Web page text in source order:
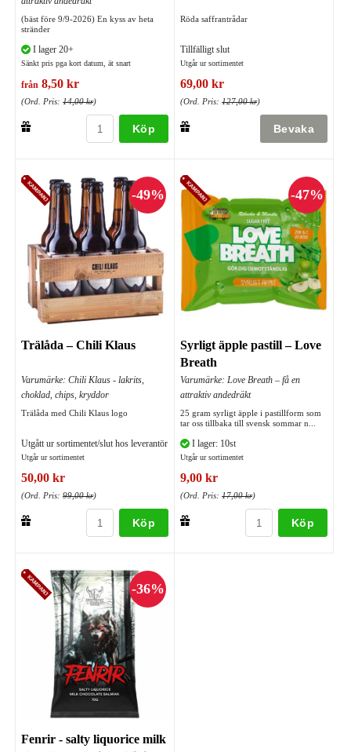
(bäst före 9/9-2026) En kyss av heta
stränder
I lager 20+
Sänkt pris pga kort datum, ät snart
från 8,50 kr
(Ord. Pris: 14,00 kr)
Köp
Röda saffrantrådar
Tillfälligt slut
Utgår ur sortimentet
69,00 kr
(Ord. Pris: 127,00 kr)
Trälåda – Chili Klaus
Varumärke: Chili Klaus - lakrits,
choklad, chips, kryddor
Trälåda med Chili Klaus logo
Utgått ur sortimentet/slut hos leverantör
Utgår ur sortimentet
50,00 kr
(Ord. Pris: 99,00 kr)
Köp
Syrligt äpple pastill – Love
Breath
Varumärke: Love Breath – få en
attraktiv andedräkt
25 gram syrligt äpple i pastillform som
tar oss tillbaka till svensk sommar n...
I lager: 10st
Utgår ur sortimentet
9,00 kr
(Ord. Pris: 17,00 kr)
Köp
Fenrir - salty liquorice milk